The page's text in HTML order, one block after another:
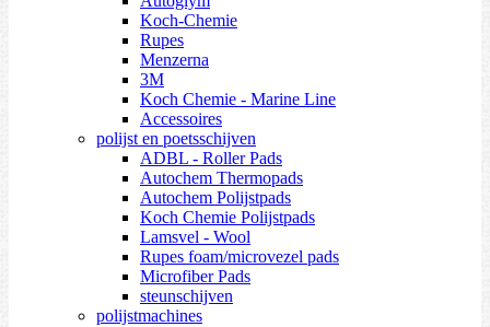
Koch-Chemie
Rupes
Menzerna
3M
Koch Chemie - Marine Line
Accessoires
polijst en poetsschijven
ADBL - Roller Pads
Autochem Thermopads
Autochem Polijstpads
Koch Chemie Polijstpads
Lamsvel - Wool
Rupes foam/microvezel pads
Microfiber Pads
steunschijven
polijstmachines